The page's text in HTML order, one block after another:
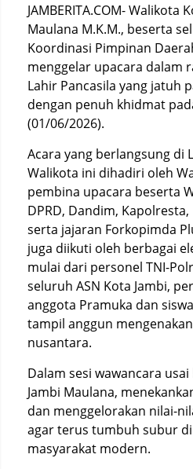
JAMBERITA.COM- Walikota
Maulana M.K.M., beserta
Koordinasi Pimpinan
menggelar upacara dalam
Lahir Pancasila yang jatuh
dengan penuh khidmat
(01/06/2026).
Acara yang berlangsung di
Walikota ini dihadiri oleh
pembina upacara beserta
DPRD, Dandim,
serta jajaran Forkopimda
juga diikuti oleh berbagai
mulai dari personel TNI-
seluruh ASN Kota Jambi,
anggota Pramuka dan
tampil anggun
nusantara.
Dalam sesi wawancara
Jambi Maulana,
dan menggelorakan nilai-
agar terus tumbuh subur
masyarakat modern.